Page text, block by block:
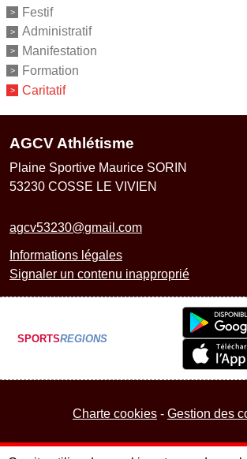
Festif
Administratif
Manifestation
Formation
Caritatif
AGCV Athlétisme
Plaine Sportive Maurice SORIN
53230 COSSE LE VIVIEN
agcv53230@gmail.com
Informations légales
Signaler un contenu inapproprié
SPORTSREGIONS
Charte cookies Gestion des